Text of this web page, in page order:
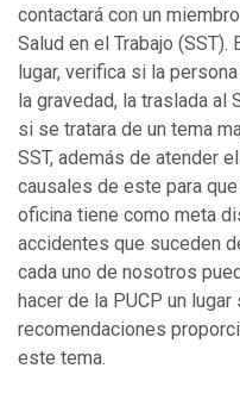
contactará con un
Salud en el Trabajo (SST).
lugar, verifica si la
la gravedad, la traslada al
si se tratara de un tema
SST, además de atender
causales de este para
oficina tiene como meta
accidentes que suceden
cada uno de nosotros
hacer de la PUCP un
recomendaciones
este tema.